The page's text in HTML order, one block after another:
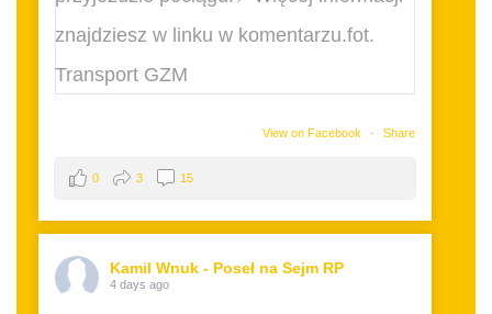
View on Facebook · Share
0 3 15
Kamil Wnuk - Poseł na Sejm RP
4 days ago